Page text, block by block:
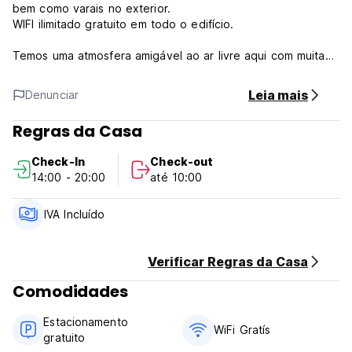
bem como varais no exterior.
WIFI ilimitado gratuito em todo o edifício.
Temos uma atmosfera amigável ao ar livre aqui com muitas
Desfrute de um churrasco, faça novos amigos em uma
partida de vôlei ou pingue-pongue. Jogue sinuca no amplo
salão ou assista a uma seleção de filmes gratuitos. Está
disponível estacionamento gratuito.
O escritório funciona das 14h às 19h. Nosso balcão de
turismo vende aventuras em torno de Motueka e Abel
Tasman. (Auto-translated from original language)
Denunciar Leia mais
Regras da Casa
Check-In
14:00 - 20:00
Check-out
até 10:00
IVA Incluído
Verificar Regras da Casa
Comodidades
Estacionamento
gratuito
WiFi Gratís